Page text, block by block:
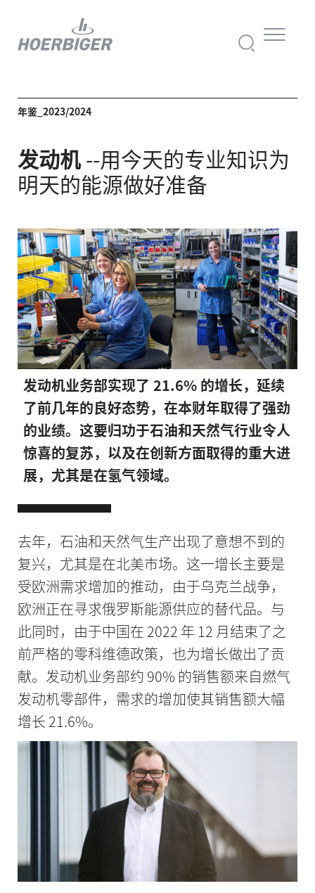
年鉴_2023/2024
发动机--用今天的专业知识为
明天的能源做好准备
发动机业务部实现了 21.6% 的增长，延续
了前几年的良好态势，在本财年取得了强劲
的业绩。这要归功于石油和天然气行业令人
惊喜的复苏，以及在创新方面取得的重大进
展，尤其是在氢气领域。
去年，石油和天然气生产出现了意想不到的
复兴，尤其是在北美市场。这一增长主要是
受欧洲需求增加的推动，由于乌克兰战争，
欧洲正在寻求俄罗斯能源供应的替代品。与
此同时，由于中国在 2022 年 12 月结束了之
前严格的零科维德政策，也为增长做出了贡
献。发动机业务部约 90% 的销售额来自燃气
发动机零部件，需求的增加使其销售额大幅
增长 21.6%。